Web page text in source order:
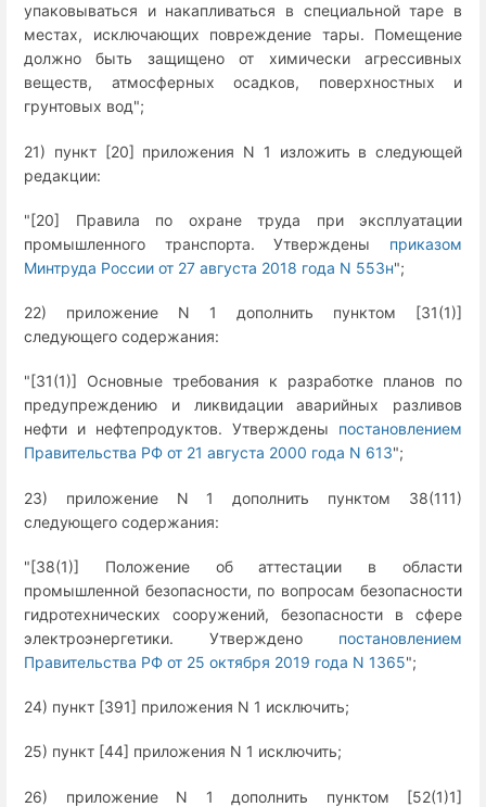
упаковываться и накапливаться в специальной таре в
местах, исключающих повреждение тары. Помещение
должно быть защищено от химически агрессивных
веществ, атмосферных осадков, поверхностных и
грунтовых вод";
21) пункт [20] приложения N 1 изложить в следующей
редакции:
"[20] Правила по охране труда при эксплуатации
промышленного транспорта. Утверждены приказом
Минтруда России от 27 августа 2018 года N 553н";
22) приложение N 1 дополнить пунктом [31(1)]
следующего содержания:
"[31(1)] Основные требования к разработке планов по
предупреждению и ликвидации аварийных разливов
нефти и нефтепродуктов. Утверждены постановлением
Правительства РФ от 21 августа 2000 года N 613";
23) приложение N 1 дополнить пунктом 38(111)
следующего содержания:
"[38(1)] Положение об аттестации в области
промышленной безопасности, по вопросам безопасности
гидротехнических сооружений, безопасности в сфере
электроэнергетики. Утверждено постановлением
Правительства РФ от 25 октября 2019 года N 1365";
24) пункт [391] приложения N 1 исключить;
25) пункт [44] приложения N 1 исключить;
26) приложение N 1 дополнить пунктом [52(1)1]